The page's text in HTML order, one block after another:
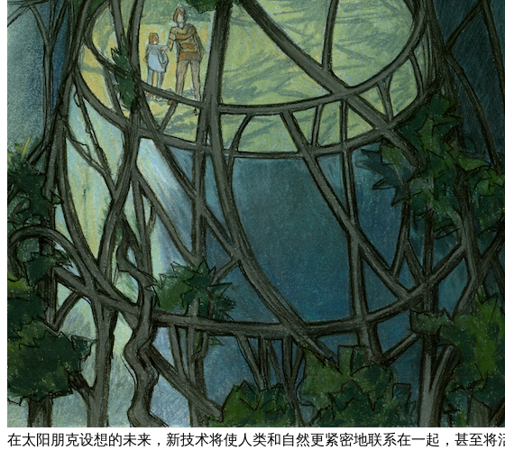
在太阳朋克设想的未来，新技术将使人类和自然更紧密地联系在一起，甚至将